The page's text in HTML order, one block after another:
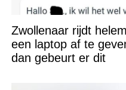
Zwollenaar rijdt
een laptop af te
dan gebeurt er dit